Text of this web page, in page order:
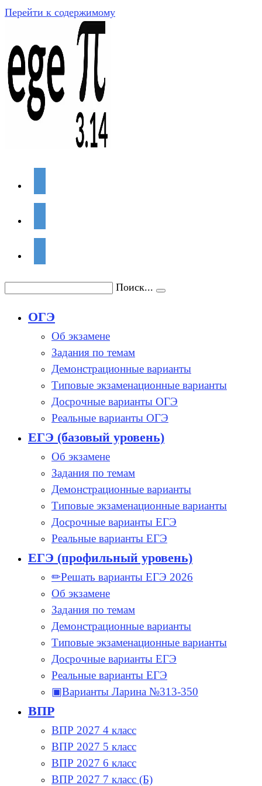
Перейти к содержимому
Поиск...
ОГЭ
Об экзамене
Задания по темам
Демонстрационные варианты
Типовые экзаменационные варианты
Досрочные варианты ОГЭ
Реальные варианты ОГЭ
ЕГЭ (базовый уровень)
Об экзамене
Задания по темам
Демонстрационные варианты
Типовые экзаменационные варианты
Досрочные варианты ЕГЭ
Реальные варианты ЕГЭ
ЕГЭ (профильный уровень)
✏Решать варианты ЕГЭ 2026
Об экзамене
Задания по темам
Демонстрационные варианты
Типовые экзаменационные варианты
Досрочные варианты ЕГЭ
Реальные варианты ЕГЭ
▣Варианты Ларина №313-350
ВПР
ВПР 2027 4 класс
ВПР 2027 5 класс
ВПР 2027 6 класс
ВПР 2027 7 класс (Б)